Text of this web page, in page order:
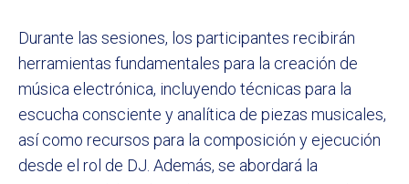
Durante las sesiones, los participantes recibirán
herramientas fundamentales para la creación de
música electrónica, incluyendo técnicas para la
escucha consciente y analítica de piezas musicales,
así como recursos para la composición y ejecución
desde el rol de DJ. Además, se abordará la